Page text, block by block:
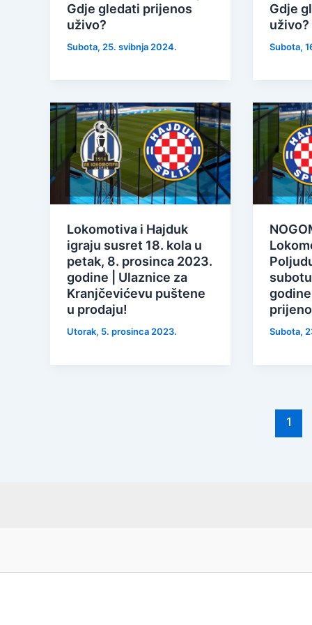
Gdje gledati prijenos
uživo?
Subota, 25. svibnja 2024.
Gdje
uživo?
Subota,
Lokomotiva i Hajduk
igraju susret 18. kola u
petak, 8. prosinca 2023.
godine | Ulaznice za
Kranjčevićevu puštene
u prodaju!
Utorak, 5. prosinca 2023. Subota,
1